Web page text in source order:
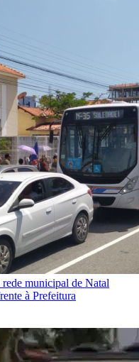
municipal de Natal
à Prefeitura